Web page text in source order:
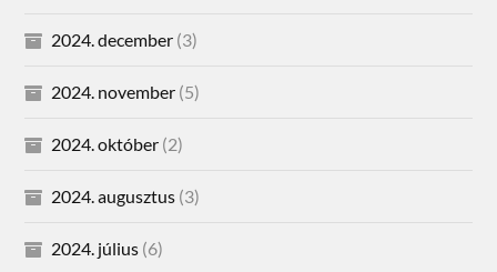
2024. december (3)
2024. november (5)
2024. október (2)
2024. augusztus (3)
2024. július (6)